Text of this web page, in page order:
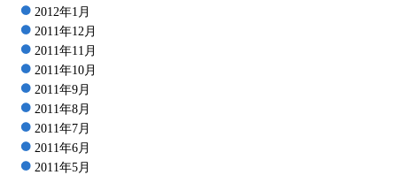
2012年1月
2011年12月
2011年11月
2011年10月
2011年9月
2011年8月
2011年7月
2011年6月
2011年5月